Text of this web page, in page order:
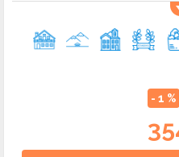
- 1 %